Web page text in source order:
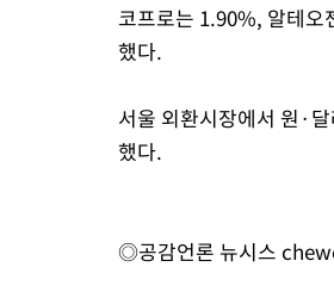
코프로는 1.90%, 알테오
했다.
서울 외환시장에서 원·
했다.
◎공감언론 뉴시스